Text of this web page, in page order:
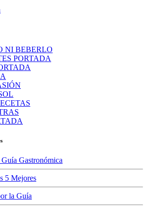
NI BEBERLO
PORTADA
Gastronómica
5 Mejores
la Guía